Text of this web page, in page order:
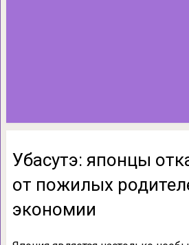
Убасутэ: японцы
от пожилых
экономии